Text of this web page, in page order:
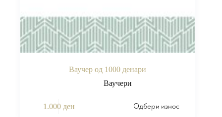
Ваучер од 1000 денари
Ваучери
1.000 ден Одбери износ